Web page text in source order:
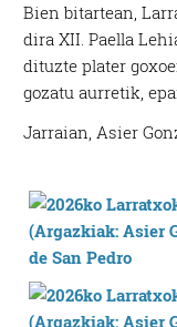
Bien bitartean,
dira XII. Paella
dituzte plater
gozatu aurretik,
Jarraian, Asier